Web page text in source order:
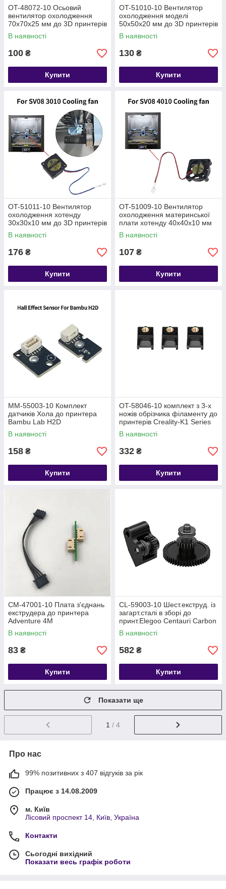
OT-48072-10 Осьовий
вентилятор охолодження
70х70х25 мм до 3D принтерів
SV07
В наявності
100 ₴
Купити
OT-51010-10 Вентилятор
охолодження моделі
50х50х20 мм до 3D принтерів
SV08 (Turbofan)
В наявності
130 ₴
Купити
OT-51011-10 Вентилятор
охолодження хотенду
30х30х10 мм до 3D принтерів
SV08 (Turbofan)
В наявності
176 ₴
Купити
OT-51009-10 Вентилятор
охолодження материнської
плати хотенду 40х40х10 мм
до 3D принтерів SV08
В наявності
107 ₴
Купити
MM-55003-10 Комплект
датчиків Хола до принтера
Bambu Lab H2D
В наявності
158 ₴
Купити
OT-58046-10 комплект з 3-х
ножів обрізчика філаменту до
принтерів Creality-K1 Series
pn:4004010279
В наявності
332 ₴
Купити
CM-47001-10 Плата з'єднань
екструдера до принтера
Adventure 4M
В наявності
83 ₴
Купити
CL-59003-10 Шест.екструд. із
загарт.сталі в зборі до
принт.Elegoo Centauri Carbon
В наявності
582 ₴
Купити
Показати ще
1 / 4
Про нас
99% позитивних з 407 відгуків за рік
Працює з 14.08.2009
м. Київ
Лісовий проспект 14, Київ, Україна
Контакти
Сьогодні вихідний
Показати весь графік роботи